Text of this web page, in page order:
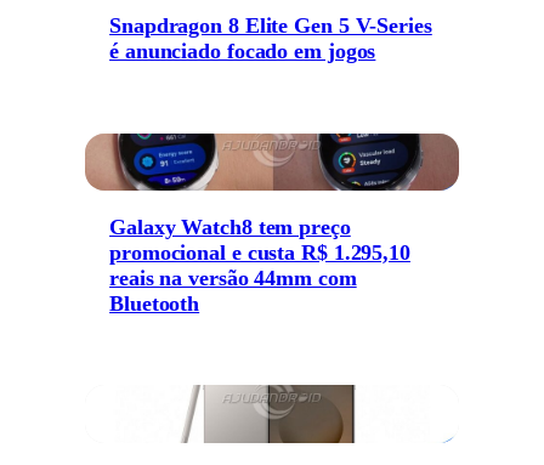
Snapdragon 8 Elite Gen 5 V-Series
é anunciado focado em jogos
Galaxy Watch8 tem preço
promocional e custa R$ 1.295,10
reais na versão 44mm com
Bluetooth